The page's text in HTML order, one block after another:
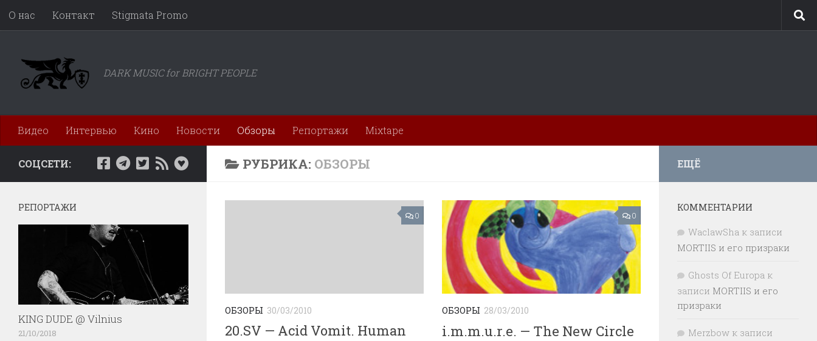
Перейти к содержимому
О нас Контакт Stigmata Promo
DARK MUSIC for BRIGHT PEOPLE
Видео Интервью Кино Новости Обзоры Репортажи Mixtape
РУБРИКА: ОБЗОРЫ
0
ОБЗОРЫ 30/03/2010
20.SV — Acid Vomit. Human
0
ОБЗОРЫ 28/03/2010
i.m.m.u.r.e. — The New Circle
СОЦСЕТИ:
РЕПОРТАЖИ
KING DUDE @ Vilnius
21/10/2018
ЕЩЁ
КОММЕНТАРИИ
WaclawSha к записи
MORTIIS и его призраки
Ghosts Of Europa к
записи MORTIIS и его
призраки
Merzbow к записи